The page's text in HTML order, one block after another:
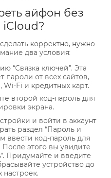
айфон без
iCloud?
корректно, нужно
два условия:
“Связка ключей”. Эта
пароли от всех сайтов,
Wi-Fi и кредитных карт.
второй код-пароль для
экрана.
и войти в аккаунт
раздел “Пароль и
ввести код-пароль для
этого вы увидите
Придумайте и введите
устройство до
настроек.